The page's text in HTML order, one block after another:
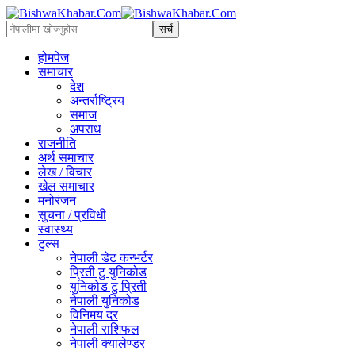
होमपेज
समाचार
देश
अन्तर्राष्ट्रिय
समाज
अपराध
राजनीति
अर्थ समाचार
लेख / विचार
खेल समाचार
मनोरंजन
सुचना / प्रविधी
स्वास्थ्य
टुल्स
नेपाली डेट कन्भर्टर
प्रिती टु युनिकोड
युनिकोड टु प्रिती
नेपाली युनिकोड
विनिमय दर
नेपाली राशिफल
नेपाली क्यालेण्डर